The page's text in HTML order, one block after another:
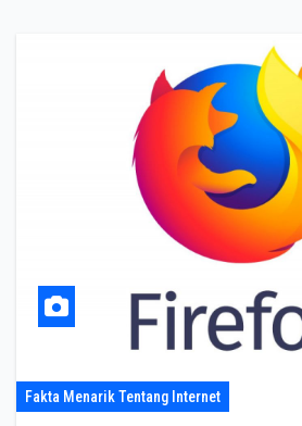
Fakta Menarik Tentang Internet